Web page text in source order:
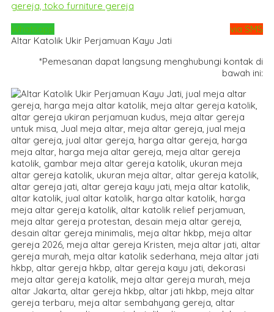
Whatsapp
via SMS
Altar Katolik Ukir Perjamuan Kayu Jati
*Pemesanan dapat langsung menghubungi kontak di
bawah ini: